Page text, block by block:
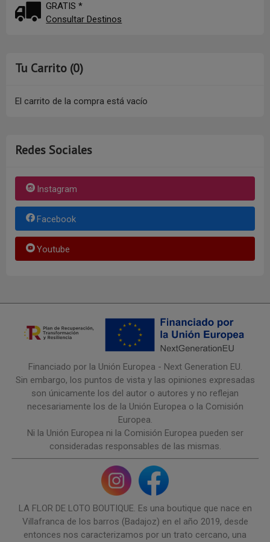
GRATIS *
Consultar Destinos
Tu Carrito (0)
El carrito de la compra está vacío
Redes Sociales
Instagram
Facebook
Youtube
Financiado por la Unión Europea - Next Generation EU.
Sin embargo, los puntos de vista y las opiniones expresadas
son únicamente los del autor o autores y no reflejan
necesariamente los de la Unión Europea o la Comisión
Europea.
Ni la Unión Europea ni la Comisión Europea pueden ser
consideradas responsables de las mismas.
LA FLOR DE LOTO BOUTIQUE. Es una boutique que nace en
Villafranca de los barros (Badajoz) en el año 2019, desde
entonces nos caracterizamos por un trato cercano, una